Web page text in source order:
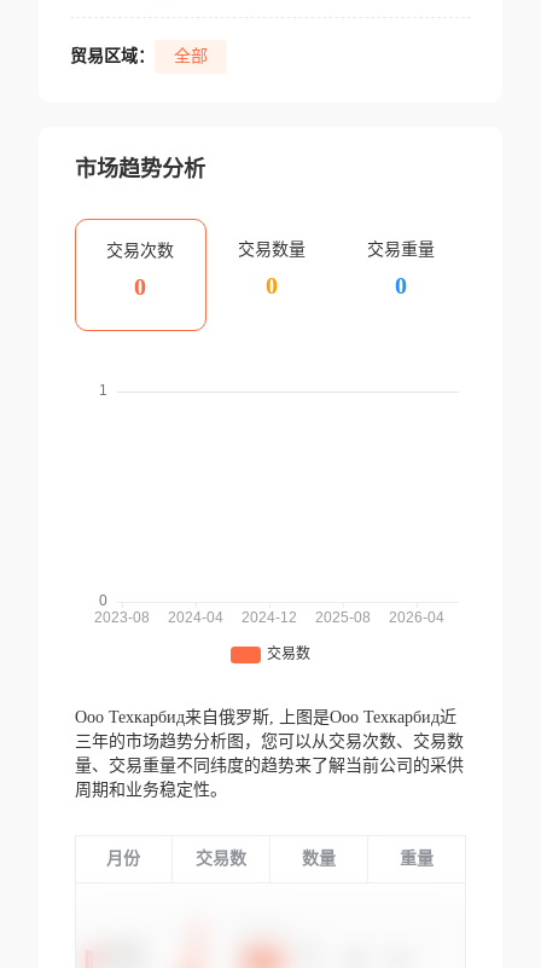
贸易区域： 全部
市场趋势分析
交易次数
0
交易数量
0
交易重量
0
Ооо Техкарбид来自俄罗斯,
上图是Ооо Техкарбид近
三年的市场趋势分析图，您可以从交易次数、交易数
量、交易重量不同纬度的趋势来了解当前公司的采供
周期和业务稳定性。
月份 交易数 数量 重量